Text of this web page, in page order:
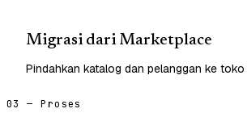
Migrasi dari Marketplace
Pindahkan katalog dan pelanggan ke toko
03 — Proses